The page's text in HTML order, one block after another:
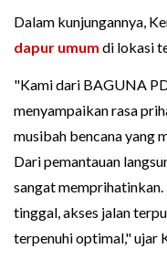
Dalam kunjungannya,
dapur umum di lokasi
"Kami dari BAGUNA
menyampaikan rasa
musibah bencana yang
Dari pemantauan
sangat
tinggal, akses jalan
terpenuhi optimal," ujar